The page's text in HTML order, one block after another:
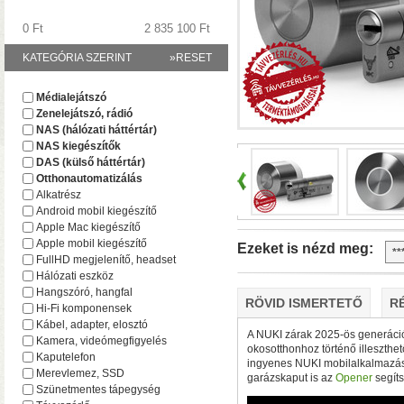
A TerraMaster-nél
F2-425 és F4-425
(16 GB-ig bővíthető!)
Plusz teljesítmény
F2-425 Plus és F4-
(32 GB-ig bővíthető!)
•
(tárhely és/vagy cache)
Ezeket is nézd meg:
RÖVID ISMERTETŐ
A NUKI zárak 2025-ös
okosotthonhoz történő
ingyenes NUKI
garázskaput is az Opener
0 Ft 2 835 100 Ft
»RESET
KATEGÓRIA SZERINT
Médialejátszó
Zenelejátszó, rádió
NAS (hálózati háttértár)
NAS kiegészítők
DAS (külső háttértár)
Otthonautomatizálás
Alkatrész
Android mobil kiegészítő
Apple Mac kiegészítő
Apple mobil kiegészítő
FullHD megjelenítő, headset
Hálózati eszköz
Hangszóró, hangfal
Hi-Fi komponensek
Kábel, adapter, elosztó
Kamera, videómegfigyelés
Kaputelefon
Merevlemez, SSD
Szünetmentes tápegység